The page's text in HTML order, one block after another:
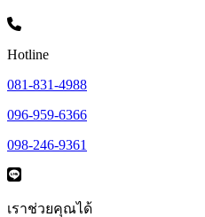
Hotline
081-831-4988
096-959-6366
098-246-9361
เราช่วยคุณได้